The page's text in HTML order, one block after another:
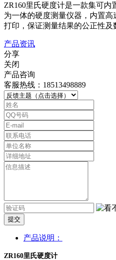
ZR160里氏硬度计是一款集可
为一体的硬度测量仪器，内置
打印，保证测量结果的公正性及
产品资讯
分享
关闭
产品咨询
客服热线：18513498889
提交
产品说明：
ZR160里氏硬度计